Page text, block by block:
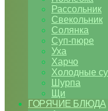
Рассольник
Свекольник
Солянка
Суп-пюре
Уха
Харчо
Холодные
Шурпа
Щи
ГОРЯЧИЕ БЛЮДА